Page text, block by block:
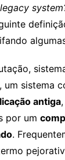
um sistema
antiga
por um
.